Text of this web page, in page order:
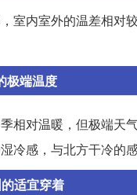
室内室外的温差相对
极端温度
相对温暖，但极端天
冷感，与北方干冷的
适宜穿着